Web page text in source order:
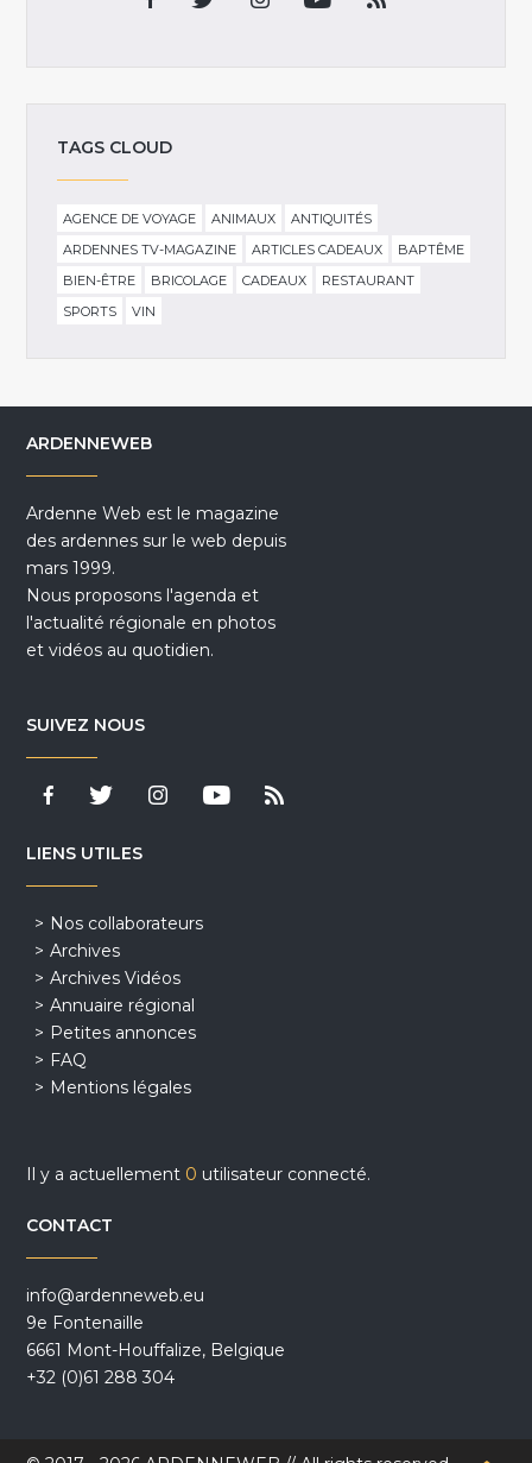
TAGS CLOUD
AGENCE DE VOYAGE ANIMAUX
ANTIQUITÉS
ARDENNES TV-MAGAZINE
ARTICLES CADEAUX
BAPTÊME
BIEN-ÊTRE
BRICOLAGE CADEAUX
RESTAURANT
SPORTS
VIN
ARDENNEWEB
Ardenne Web est le magazine
des ardennes sur le web depuis
mars 1999.
Nous proposons l'agenda et
l'actualité régionale en photos
et vidéos au quotidien.
SUIVEZ NOUS
LIENS UTILES
Nos collaborateurs
Archives
Archives Vidéos
Annuaire régional
Petites annonces
FAQ
Mentions légales
Il y a actuellement 0 utilisateur connecté.
CONTACT
info@ardenneweb.eu
9e Fontenaille
6661 Mont-Houffalize, Belgique
+32 (0)61 288 304